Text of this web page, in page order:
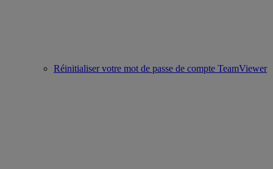
Réinitialiser votre mot de passe de compte TeamViewer